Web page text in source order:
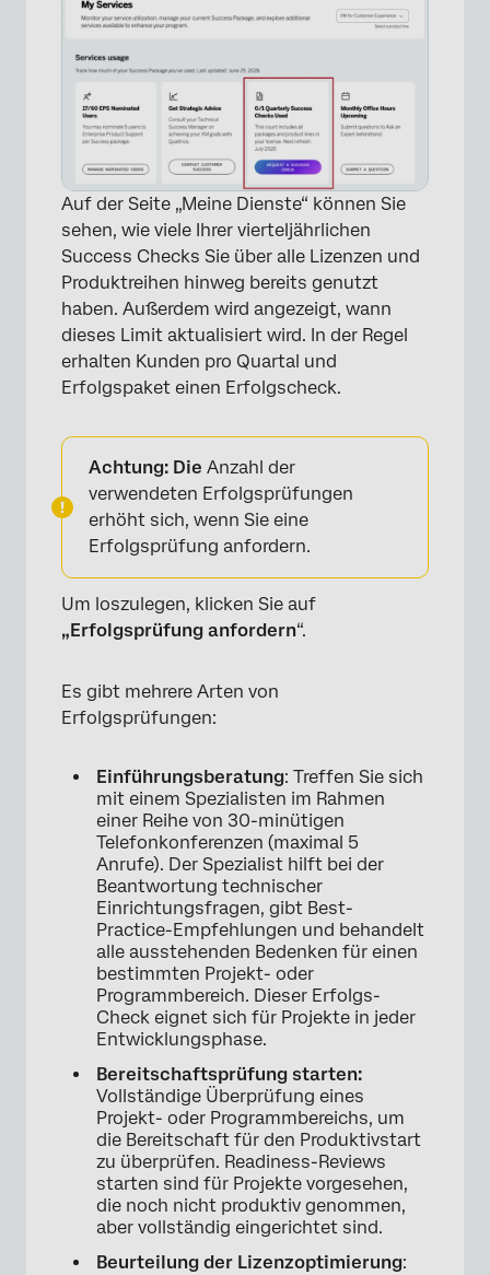
×
×
Auf der Seite „Meine Dienste“ können Sie
sehen, wie viele Ihrer vierteljährlichen
Success Checks Sie über alle Lizenzen und
Produktreihen hinweg bereits genutzt
haben. Außerdem wird angezeigt, wann
dieses Limit aktualisiert wird. In der Regel
erhalten Kunden pro Quartal und
Erfolgspaket einen Erfolgscheck.
Achtung: Die Anzahl der
verwendeten Erfolgsprüfungen
erhöht sich, wenn Sie eine
Erfolgsprüfung anfordern.
Um loszulegen, klicken Sie auf
„Erfolgsprüfung anfordern“.
Es gibt mehrere Arten von
Erfolgsprüfungen:
Einführungsberatung: Treffen Sie sich
mit einem Spezialisten im Rahmen
einer Reihe von 30-minütigen
Telefonkonferenzen (maximal 5
Anrufe). Der Spezialist hilft bei der
Beantwortung technischer
Einrichtungsfragen, gibt Best-
Practice-Empfehlungen und behandelt
alle ausstehenden Bedenken für einen
bestimmten Projekt- oder
Programmbereich. Dieser Erfolgs-
Check eignet sich für Projekte in jeder
Entwicklungsphase.
Bereitschaftsprüfung starten:
Vollständige Überprüfung eines
Projekt- oder Programmbereichs, um
die Bereitschaft für den Produktivstart
zu überprüfen. Readiness-Reviews
starten sind für Projekte vorgesehen,
die noch nicht produktiv genommen,
aber vollständig eingerichtet sind.
Beurteilung der Lizenzoptimierung: